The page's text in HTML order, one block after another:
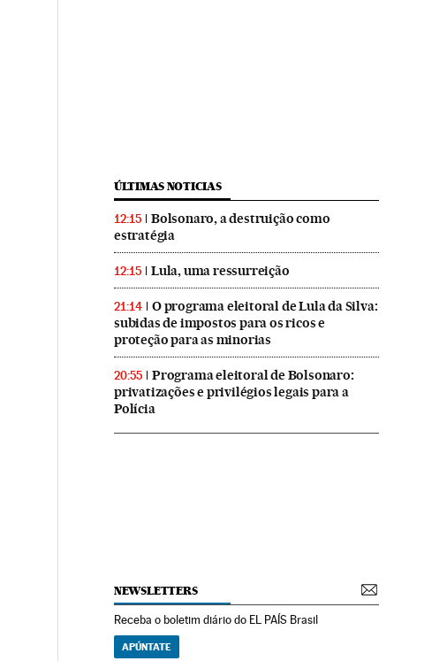
ÚLTIMAS NOTICIAS
12:15
Bolsonaro, a destruição como
estratégia
12:15 Lula, uma ressurreição
21:14
O programa eleitoral de Lula da Silva:
subidas de impostos para os ricos e
proteção para as minorias
20:55
Programa eleitoral de Bolsonaro:
privatizações e privilégios legais para a
Polícia
NEWSLETTERS
Receba o boletim diário do EL PAÍS Brasil
APÚNTATE